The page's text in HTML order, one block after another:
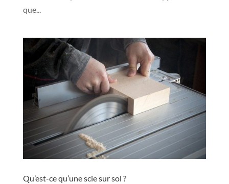
que...
Qu’est-ce qu’une scie sur sol ?